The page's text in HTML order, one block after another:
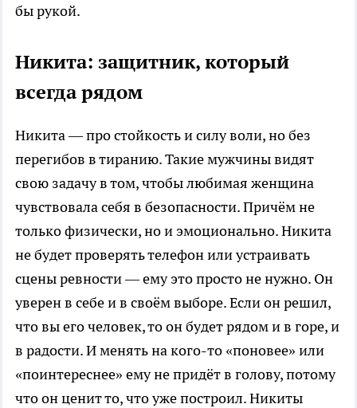
бы рукой.
Никита: защитник, который
всегда рядом
Никита — про стойкость и силу воли, но без
перегибов в тиранию. Такие мужчины видят
свою задачу в том, чтобы любимая женщина
чувствовала себя в безопасности. Причём не
только физически, но и эмоционально. Никита
не будет проверять телефон или устраивать
сцены ревности — ему это просто не нужно. Он
уверен в себе и в своём выборе. Если он решил,
что вы его человек, то он будет рядом и в горе, и
в радости. И менять на кого-то «поновее» или
«поинтереснее» ему не придёт в голову, потому
что он ценит то, что уже построил. Никиты